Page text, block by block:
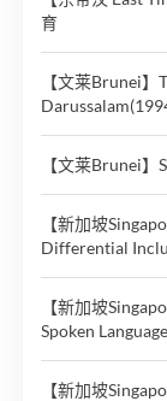
育
【文莱Brunei】
【文莱Brunei
【新加坡
Differential
【新加坡
Spoken
【新加坡